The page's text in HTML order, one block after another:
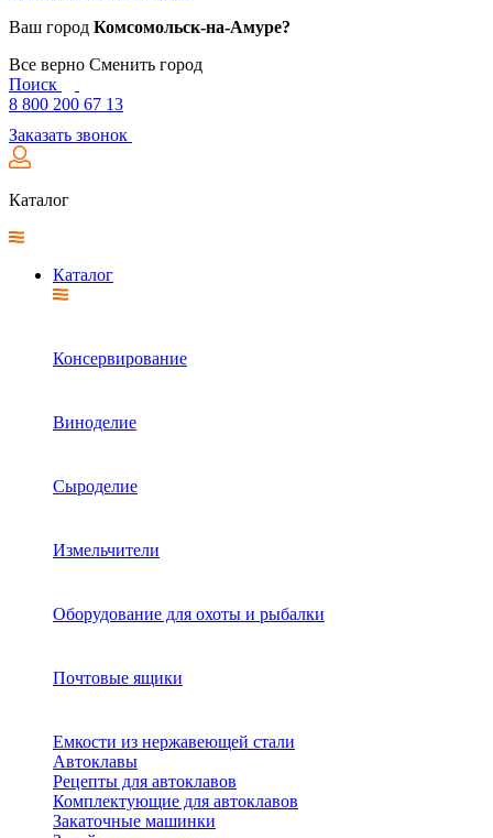
Ваш город Комсомольск-на-Амуре?
Все верно Сменить город
Поиск
8 800 200 67 13
Заказать звонок
Каталог
Каталог
Консервирование
Виноделие
Сыроделие
Измельчители
Оборудование для охоты и рыбалки
Почтовые ящики
Емкости из нержавеющей стали
Автоклавы
Рецепты для автоклавов
Комплектующие для автоклавов
Закаточные машинки